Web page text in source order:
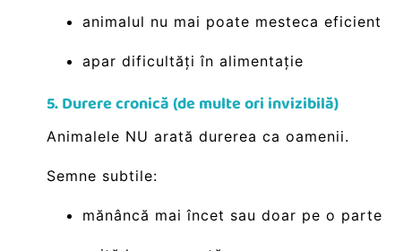
animalul nu mai poate mesteca eficient
apar dificultăți în alimentație
5. Durere cronică (de multe ori invizibilă)
Animalele NU arată durerea ca oamenii.
Semne subtile:
mănâncă mai încet sau doar pe o parte